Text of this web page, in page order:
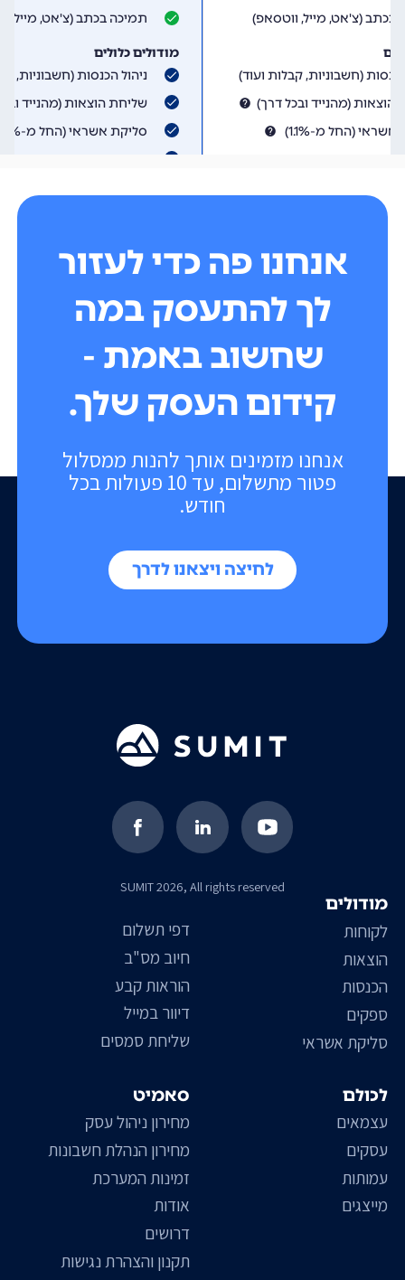
אנחנו מזמינים אותך להנות ממסלול
פטור מתשלום, עד 10 פעולות בכל
חודש.
לחיצה ויצאנו לדרך
אנחנו פה כדי לעזור
לך להתעסק במה
שחשוב באמת -
קידום העסק שלך.
SUMIT 2026, All rights reserved
סאמיט
מחירון ניהול עסק
מחירון הנהלת חשבונות
זמינות המערכת
אודות
דרושים
תקנון והצהרת נגישות
דפי תשלום
חיוב מס"ב
הוראות קבע
דיוור במייל
שליחת סמסים
מודולים
לקוחות
הוצאות
הכנסות
ספקים
סליקת אשראי
לכולם
עצמאים
עסקים
עמותות
מייצגים